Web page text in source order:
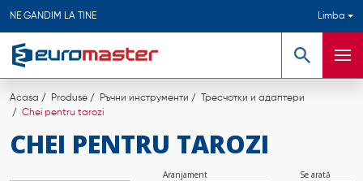
NE GANDIM LA TINE Limba
Căutare
Acasa Produse Ръчни инструменти
Тресчотки и адаптери
Chei pentru tarozi
CHEI PENTRU TAROZI
Aranjament Se arată